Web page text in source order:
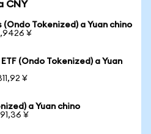
CNY
Tokenized) a Yuan chino
¥
(Ondo Tokenized) a Yuan
¥
a Yuan chino
¥